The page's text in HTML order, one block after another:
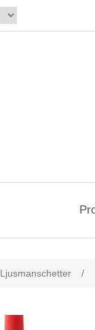
Ljusmanschetter /